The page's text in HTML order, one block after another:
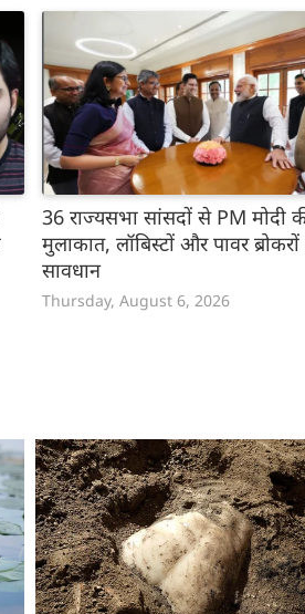
36 राज्यसभा सांसदों से PM मोदी
मुलाकात, लॉबिस्टों और पावर
सावधान
Thursday, August 6, 2026